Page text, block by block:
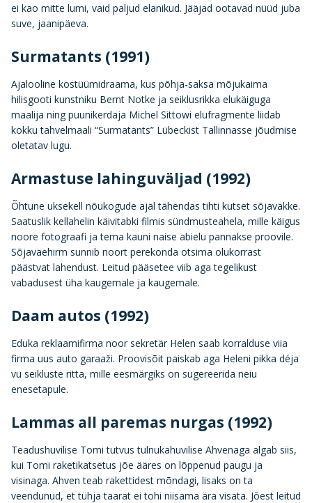
ei kao mitte lumi, vaid paljud elanikud. Jääjad ootavad nüüd juba
suve, jaanipäeva.
Surmatants (1991)
Ajalooline kostüümidraama, kus põhja-saksa mõjukaima
hilisgooti kunstniku Bernt Notke ja seiklusrikka elukäiguga
maalija ning puunikerdaja Michel Sittowi elufragmente liidab
kokku tahvelmaali “Surmatants” Lübeckist Tallinnasse jõudmise
oletatav lugu.
Armastuse lahinguväljad (1992)
Õhtune uksekell nõukogude ajal tähendas tihti kutset sõjaväkke.
Saatuslik kellahelin käivitabki filmis sündmusteahela, mille käigus
noore fotograafi ja tema kauni naise abielu pannakse proovile.
Sõjaväehirm sunnib noort perekonda otsima olukorrast
päästvat lahendust. Leitud pääsetee viib aga tegelikust
vabadusest üha kaugemale ja kaugemale.
Daam autos (1992)
Eduka reklaamifirma noor sekretär Helen saab korralduse viia
firma uus auto garaaži. Proovisõit paiskab aga Heleni pikka déja
vu seikluste ritta, mille eesmärgiks on sugereerida neiu
enesetapule.
Lammas all paremas nurgas (1992)
Teadushuvilise Tomi tutvus tulnukahuvilise Ahvenaga algab siis,
kui Tomi raketikatsetus jõe ääres on lõppenud paugu ja
visinaga. Ahven teab rakettidest mõndagi, lisaks on ta
veendunud, et tühja taarat ei tohi niisama ära visata. Jõest leitud